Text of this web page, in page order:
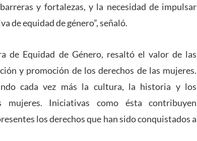
y fortalezas, y la necesidad de impulsar
de equidad de género”, señaló.
de Equidad de Género, resaltó el valor de las
y promoción de los derechos de las mujeres.
cada vez más la cultura, la historia y los
mujeres. Iniciativas como ésta contribuyen
los derechos que han sido conquistados a